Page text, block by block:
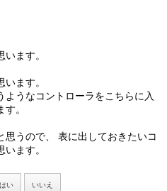
ます。
ます。
うなコントローラをこちらに入
。
うので、 表に出しておきたいコ
ます。
はい いいえ